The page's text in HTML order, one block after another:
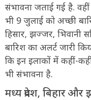
संभावना जताई गई है.
भी 9 जुलाई को अच्छी
हिसार, झज्जर, भिवानी
बारिश का अलर्ट जारी
कि इन इलाकों में कहीं-
भी संभावना है.
मध्य प्रदेश, बिहार